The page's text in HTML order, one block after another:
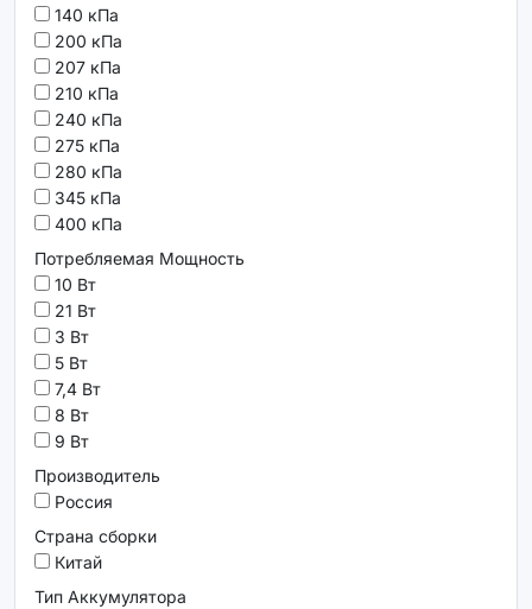
140 кПа
200 кПа
207 кПа
210 кПа
240 кПа
275 кПа
280 кПа
345 кПа
400 кПа
Потребляемая Мощность
10 Вт
21 Вт
3 Вт
5 Вт
7,4 Вт
8 Вт
9 Вт
Производитель
Россия
Страна сборки
Китай
Тип Аккумулятора